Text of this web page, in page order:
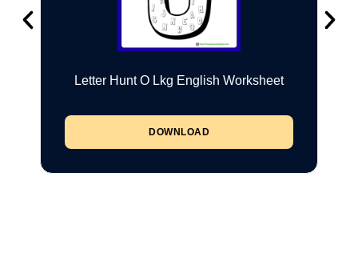
Letter Hunt O Lkg English Worksheet
DOWNLOAD